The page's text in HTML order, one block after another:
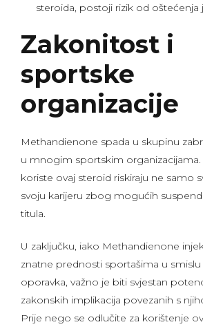
steroida, postoji rizik od oštećenja
Zakonitost i
sportske
organizacije
Methandienone spada u skupinu
u mnogim sportskim organizacijama.
koriste ovaj steroid riskiraju ne samo
svoju karijeru zbog mogućih
titula.
U zaključku, iako Methandienone
znatne prednosti sportašima u
oporavka, važno je biti svjestan
zakonskih implikacija povezanih s
Prije nego se odlučite za korištenje